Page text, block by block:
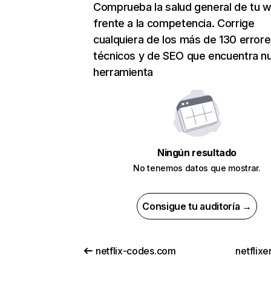
Comprueba la salud general de tu
frente a la competencia. Corrige
cualquiera de los más de 130
técnicos y de SEO que encuentra
herramienta
Ningún resultado
No tenemos datos que mostrar.
Consigue tu auditoría →
netflix-codes.com